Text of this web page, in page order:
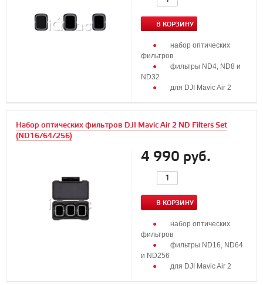
В КОРЗИНУ
набор оптических
фильтров
фильтры ND4, ND8 и
ND32
для DJI Mavic Air 2
Набор оптических фильтров DJI Mavic Air 2 ND Filters Set
(ND16/64/256)
4 990 руб.
В КОРЗИНУ
набор оптических
фильтров
фильтры ND16, ND64
и ND256
для DJI Mavic Air 2